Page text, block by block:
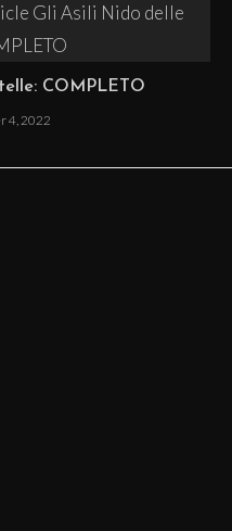
COMPLETO
4, 2022